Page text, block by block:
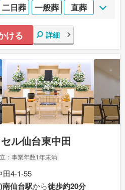
二日葬 一般葬 直葬
ける 詳細
ル仙台東中田
： 事業年数1年未満
田4-1-55
仙台駅から徒歩約20分